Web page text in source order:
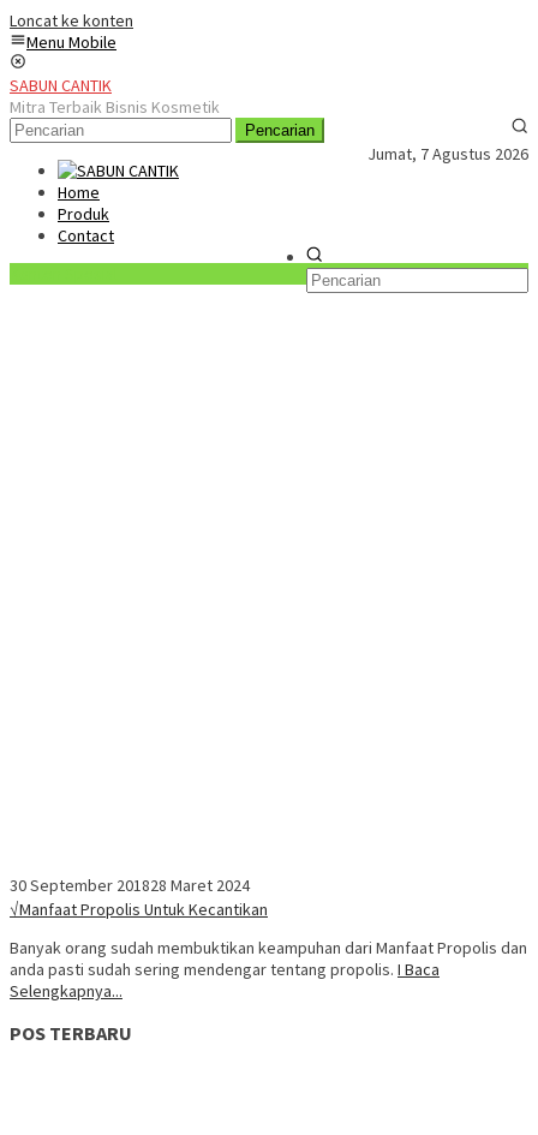
Loncat ke konten
Menu Mobile
SABUN CANTIK
Mitra Terbaik Bisnis Kosmetik
Pencarian
Jumat, 7 Agustus 2026
Home
Produk
Contact
30 September 201828 Maret 2024
√Manfaat Propolis Untuk Kecantikan
Banyak orang sudah membuktikan keampuhan dari Manfaat Propolis dan
anda pasti sudah sering mendengar tentang propolis. I Baca
Selengkapnya...
POS TERBARU